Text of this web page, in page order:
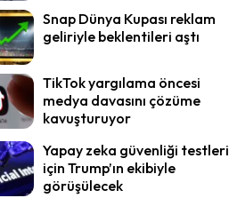
Snap Dünya Kupası reklam
geliriyle beklentileri aştı
TikTok yargılama öncesi
medya davasını çözüme
kavuşturuyor
Yapay zeka güvenliği testleri
için Trump’ın ekibiyle
görüşülecek